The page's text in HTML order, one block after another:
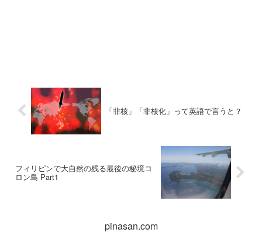
「非核」「非核化」って英語で言うと？
フィリピンで大自然の残る最後の秘境コ
ロン島 Part1
pinasan.com